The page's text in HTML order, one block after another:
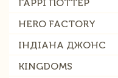
ГАРРІ ПОТТЕР
HERO FACTORY
ІНДІАНА ДЖОНС
KINGDOMS